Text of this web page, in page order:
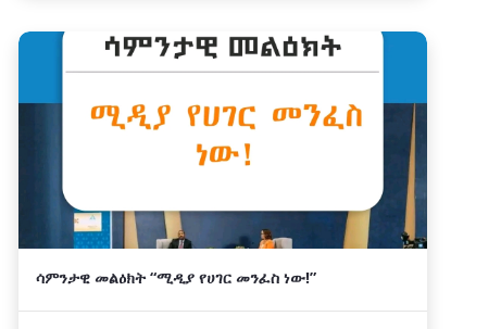
ሳምንታዊ መልዕክት “ሚዲያ የሀገር መንፈስ ነው!”